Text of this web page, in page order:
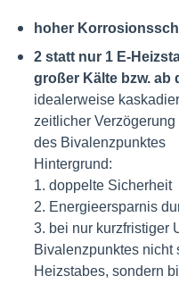
hoher
2 statt nur 1 E-
großer Kälte bzw. ab
idealerweise
zeitlicher
des Bivalenzpunktes
Hintergrund:
1. doppelte Sicherheit
2. Energieersparnis
3. bei nur kurzfristiger
Bivalenzpunktes nicht
Heizstabes, sondern